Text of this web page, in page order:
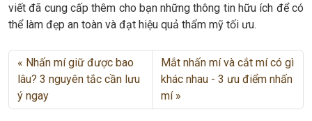
viết đã cung cấp thêm cho bạn những thông tin hữu ích để có
thể làm đẹp an toàn và đạt hiệu quả thẩm mỹ tối ưu.
Nhấn mí giữ được bao
lâu? 3 nguyên tắc cần lưu
ý ngay
Mắt nhấn mí và cắt mí có gì
khác nhau - 3 ưu điểm nhấn
mí